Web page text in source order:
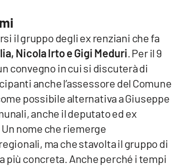
il gruppo degli ex renziani che fa
Nicola Irto e Gigi Meduri . Per il 9
convegno in cui si discuterà di
anche l’assessore del Comune
possibile alternativa a Giuseppe
anche il deputato ed ex
. Un nome che riemerge
ma che stavolta il gruppo di
più concreta. Anche perché i tempi